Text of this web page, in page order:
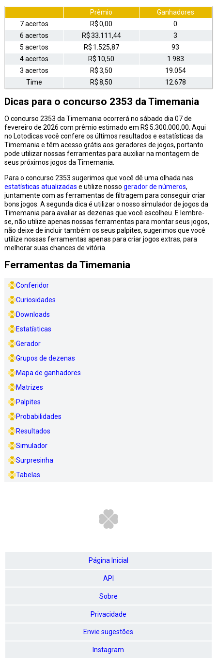
Prêmio
Ganhadores
7 acertos
R$ 0,00
0
6 acertos
R$ 33.111,44
3
5 acertos
R$ 1.525,87
93
4 acertos
R$ 10,50
1.983
3 acertos
R$ 3,50
19.054
Time
R$ 8,50 12.678
Dicas para o concurso 2353 da Timemania
O concurso 2353 da Timemania ocorrerá no sábado dia 07 de
fevereiro de 2026 com prêmio estimado em R$ 5.300.000,00. Aqui
no Lotodicas você confere os últimos resultados e estatísticas da
Timemania e têm acesso grátis aos geradores de jogos, portanto
pode utilizar nossas ferramentas para auxiliar na montagem de
seus próximos jogos da Timemania.
Para o concurso 2353 sugerimos que você dê uma olhada nas
estatísticas atualizadas e utilize nosso gerador de números,
juntamente com as ferramentas de filtragem para conseguir criar
bons jogos. A segunda dica é utilizar o nosso simulador de jogos da
Timemania para avaliar as dezenas que você escolheu. E lembre-
se, não utilize apenas nossas ferramentas para montar seus jogos,
não deixe de incluir também os seus palpites, sugerimos que você
utilize nossas ferramentas apenas para criar jogos extras, para
melhorar suas chances de vitória.
Ferramentas da Timemania
Conferidor
Curiosidades
Downloads
Estatísticas
Gerador
Grupos de dezenas
Mapa de ganhadores
Matrizes
Palpites
Probabilidades
Resultados
Simulador
Surpresinha
Tabelas
Página Inicial
API
Sobre
Privacidade
Envie sugestões
Instagram